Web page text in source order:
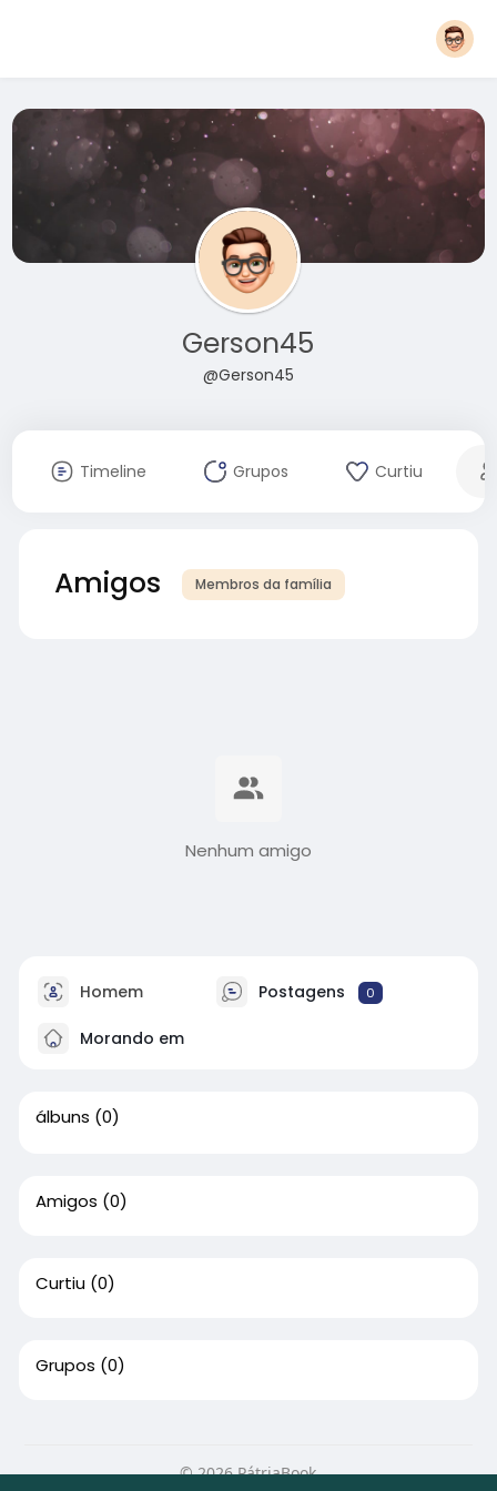
Gerson45
@Gerson45
Timeline Grupos Curtiu
Amigos Membros da família
Nenhum amigo
Homem Postagens 0
Morando em
álbuns (0)
Amigos (0)
Curtiu (0)
Grupos (0)
© 2026 PátriaBook